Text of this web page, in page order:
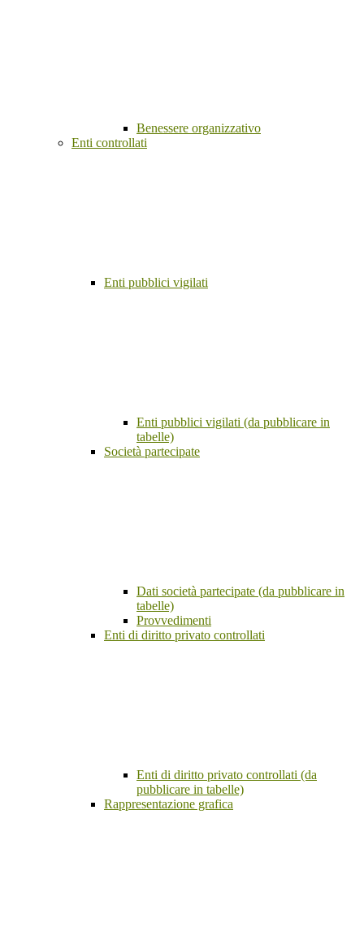
Benessere organizzativo
Enti controllati
Enti pubblici vigilati
Enti pubblici vigilati (da pubblicare in
tabelle)
Società partecipate
Dati società partecipate (da pubblicare in
tabelle)
Provvedimenti
Enti di diritto privato controllati
Enti di diritto privato controllati (da
pubblicare in tabelle)
Rappresentazione grafica